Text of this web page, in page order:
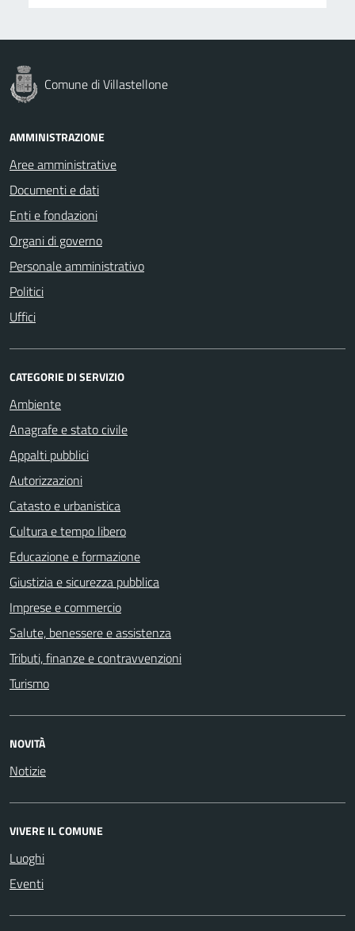
Comune di Villastellone
AMMINISTRAZIONE
Aree amministrative
Documenti e dati
Enti e fondazioni
Organi di governo
Personale amministrativo
Politici
Uffici
CATEGORIE DI SERVIZIO
Ambiente
Anagrafe e stato civile
Appalti pubblici
Autorizzazioni
Catasto e urbanistica
Cultura e tempo libero
Educazione e formazione
Giustizia e sicurezza pubblica
Imprese e commercio
Salute, benessere e assistenza
Tributi, finanze e contravvenzioni
Turismo
NOVITÀ
Notizie
VIVERE IL COMUNE
Luoghi
Eventi